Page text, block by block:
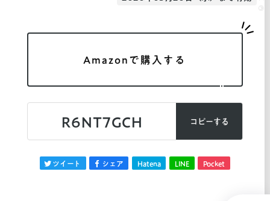
Amazonで購入する
R6NT7GCH コピーする
ツイート シェア Hatena LINE Pocket